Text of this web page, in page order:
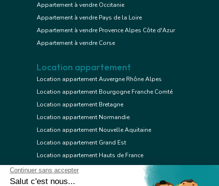
Appartement à vendre Occitanie
Appartement à vendre Pays de la Loire
Appartement à vendre Provence Alpes Côte d'Azur
Appartement à vendre Corse
Location appartement
Location appartement Auvergne Rhône Alpes
Location appartement Bourgogne Franche Comté
Location appartement Bretagne
Location appartement Normandie
Location appartement Nouvelle Aquitaine
Location appartement Grand Est
Location appartement Hauts de France
Location appartement Ile de France
Location appartement Centre Val de Loire